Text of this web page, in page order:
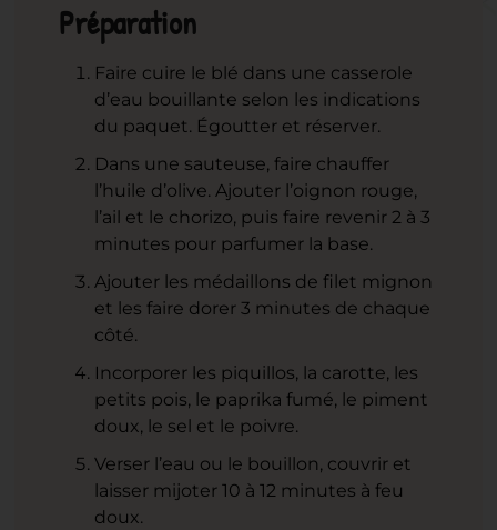
Préparation
Faire cuire le blé dans une casserole
d’eau bouillante selon les indications
du paquet. Égoutter et réserver.
Dans une sauteuse, faire chauffer
l’huile d’olive. Ajouter l’oignon rouge,
l’ail et le chorizo, puis faire revenir 2 à 3
minutes pour parfumer la base.
Ajouter les médaillons de filet mignon
et les faire dorer 3 minutes de chaque
côté.
Incorporer les piquillos, la carotte, les
petits pois, le paprika fumé, le piment
doux, le sel et le poivre.
Verser l’eau ou le bouillon, couvrir et
laisser mijoter 10 à 12 minutes à feu
doux.